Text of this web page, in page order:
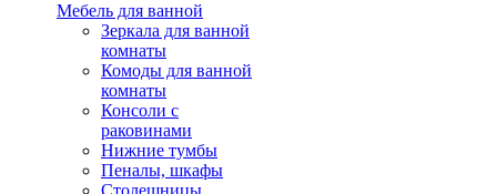
Мебель для ванной
Зеркала для ванной
комнаты
Комоды для ванной
комнаты
Консоли с
раковинами
Нижние тумбы
Пеналы, шкафы
Столешницы